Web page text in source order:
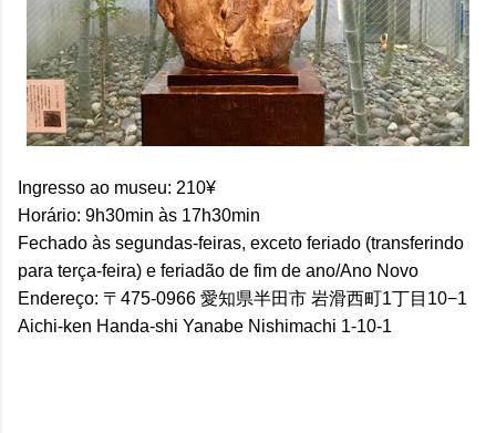
Ingresso ao museu: 210¥
Horário: 9h30min às 17h30min
Fechado às segundas-feiras, exceto feriado (transferindo
para terça-feira) e feriadão de fim de ano/Ano Novo
Endereço: 〒475-0966 愛知県半田市 岩滑西町1丁目10−1
Aichi-ken Handa-shi Yanabe Nishimachi 1-10-1